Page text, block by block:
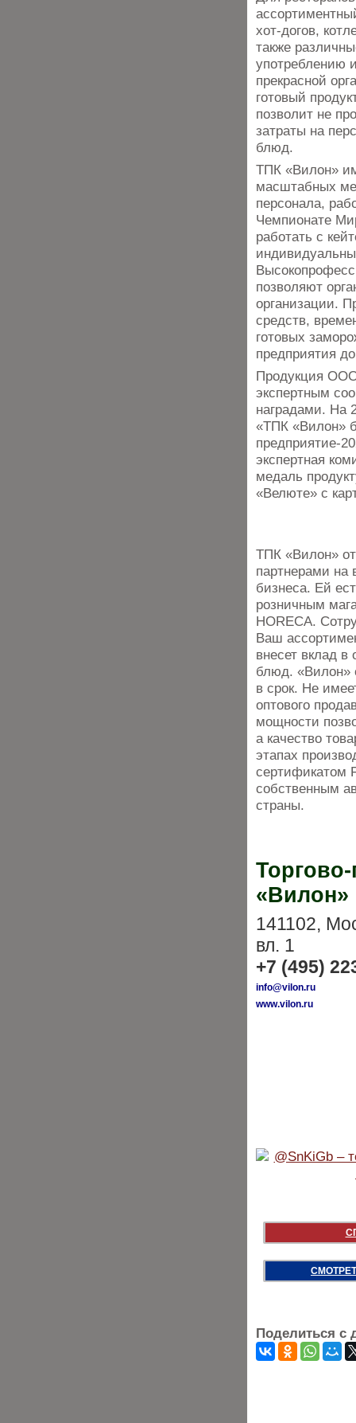
хот-догов,
также
употреблению
прекрасной
готовый
позволит не
затраты на
блюд.
ТПК «Вилон»
масштабных
персонала,
Чемпионате
работать с
позволяют
организации.
средств,
готовых
предприятия
Продукция ООО
экспертным
наградами. На
«ТПК «Вилон»
предприятие-
экспертная
медаль
«Велюте» с
ТПК «Вилон»
партнерами на
бизнеса. Ей
розничным
HORECA.
Ваш
внесет вклад в
блюд. «Вилон»
в срок. Не
оптового
мощности
а качество
этапах
сертификатом
собственным
страны.
«Вилон»
141102,
вл. 1
+7 (495)
info@vilon.ru
www.vilon.ru
Поделиться с